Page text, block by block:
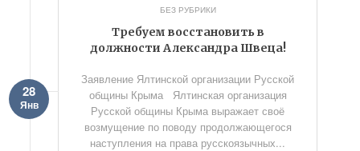
БЕЗ РУБРИКИ
Требуем восстановить в
должности Александра Швеца!
28
Янв
Заявление Ялтинской организации Русской
общины Крыма Ялтинская организация
Русской общины Крыма выражает своё
возмущение по поводу продолжающегося
наступления на права русскоязычных...